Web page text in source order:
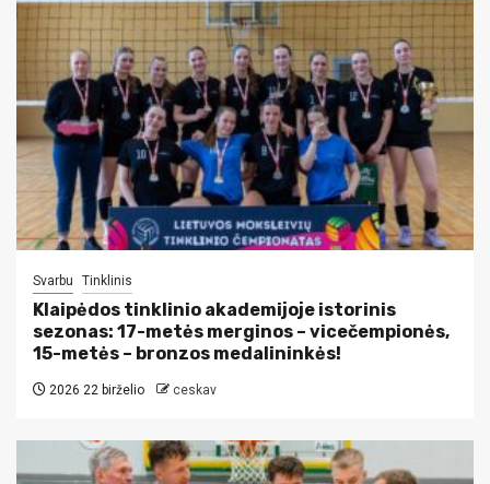
Svarbu Tinklinis
Klaipėdos tinklinio akademijoje istorinis
sezonas: 17-metės merginos – vicečempionės,
15-metės – bronzos medalininkės!
2026 22 birželio ceskav